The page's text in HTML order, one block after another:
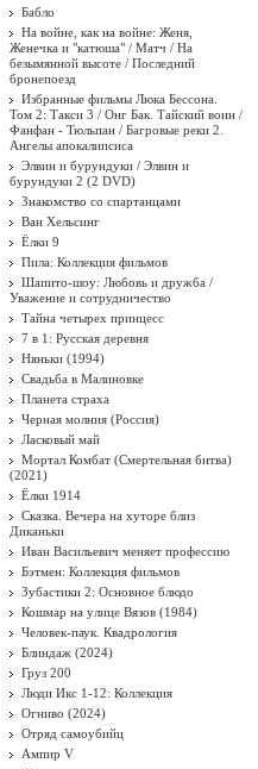
Бабло
На войне, как на войне: Женя,
Женечка и "катюша" / Матч / На
безымянной высоте / Последний
бронепоезд
Избранные фильмы Люка Бессона.
Том 2: Такси 3 / Онг Бак. Тайский воин /
Фанфан - Тюльпан / Багровые реки 2.
Ангелы апокалипсиса
Элвин и бурундуки / Элвин и
бурундуки 2 (2 DVD)
Знакомство со спартанцами
Ван Хельсинг
Ёлки 9
Пила: Коллекция фильмов
Шапито-шоу: Любовь и дружба /
Уважение и сотрудничество
Тайна четырех принцесс
7 в 1: Русская деревня
Няньки (1994)
Свадьба в Малиновке
Планета страха
Черная молния (Россия)
Ласковый май
Мортал Комбат (Смертельная битва)
(2021)
Ёлки 1914
Сказка. Вечера на хуторе близ
Диканьки
Иван Васильевич меняет профессию
Бэтмен: Коллекция фильмов
Зубастики 2: Основное блюдо
Кошмар на улице Вязов (1984)
Человек-паук. Квадрология
Блиндаж (2024)
Груз 200
Люди Икс 1-12: Коллекция
Огниво (2024)
Отряд самоубийц
Ампир V